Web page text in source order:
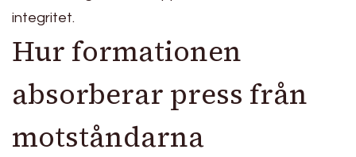
integritet.
Hur formationen
absorberar press från
motståndarna